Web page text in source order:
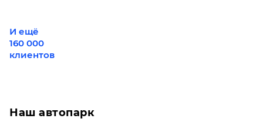
И ещё
160 000
клиентов
Наш автопарк